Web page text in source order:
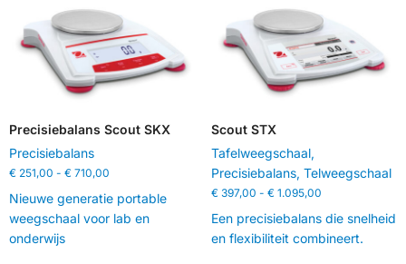
Precisiebalans Scout SKX
Precisiebalans
€ 251,00 - € 710,00
Nieuwe generatie portable
weegschaal voor lab en
onderwijs
Scout STX
Tafelweegschaal,
Precisiebalans, Telweegschaal
€397,00 - €1.095,00
Een precisiebalans die snelheid
en flexibiliteit combineert.